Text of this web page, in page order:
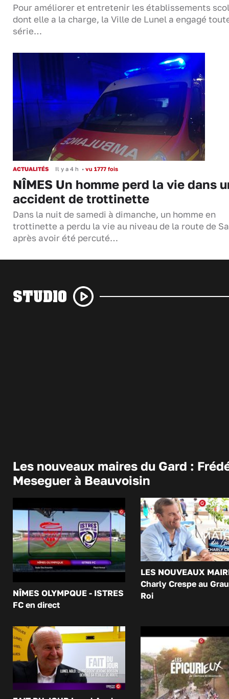
Pour améliorer et entretenir les établissements
dont elle a la charge, la Ville de Lunel a engagé
série…
ACTUALITÉS Il y a 4 h • vu 1777 fois
NÎMES Un homme perd la vie dans
accident de trottinette
Dans la nuit de samedi à dimanche, un homme en
trottinette a perdu la vie au niveau de la route de
après avoir été percuté…
STUDIO
Les nouveaux maires du Gard :
Meseguer à Beauvoisin
NÎMES OLYMPQUE - ISTRES
FC en direct
LES NOUVEAUX
Charly Crespe au
Roi